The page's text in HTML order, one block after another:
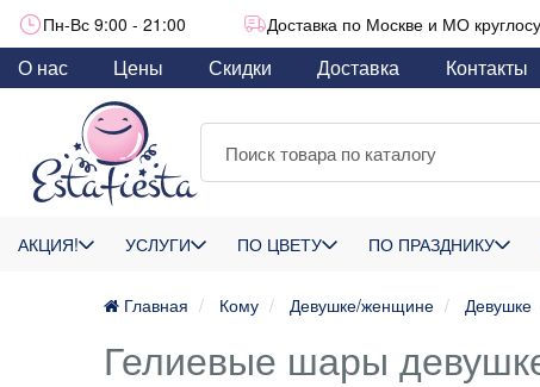
Пн-Вс 9:00 - 21:00 Доставка по Москве и МО
О нас Цены Скидки Доставка Контакты
АКЦИЯ! УСЛУГИ ПО ЦВЕТУ ПО ПРАЗДНИКУ
Главная Кому Девушке/женщине Девушке
Гелиевые шары